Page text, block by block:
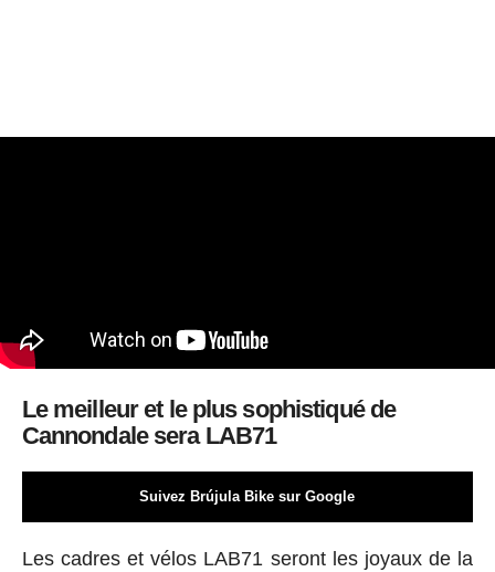
Le meilleur et le plus sophistiqué de
Cannondale sera LAB71
Suivez Brújula Bike sur Google
Les cadres et vélos LAB71 seront les joyaux de la